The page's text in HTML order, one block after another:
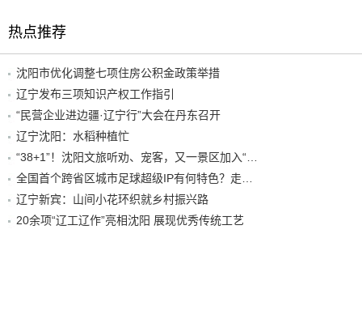
热点推荐
沈阳市优化调整七项住房公积金政策举措
辽宁发布三项知识产权工作指引
“民营企业进边疆·辽宁行”大会在丹东召开
辽宁沈阳：水稻种植忙
辽宁新宾：山间小花环织就乡村振兴路
20余项“辽工辽作”亮相沈阳 展现优秀传统工艺